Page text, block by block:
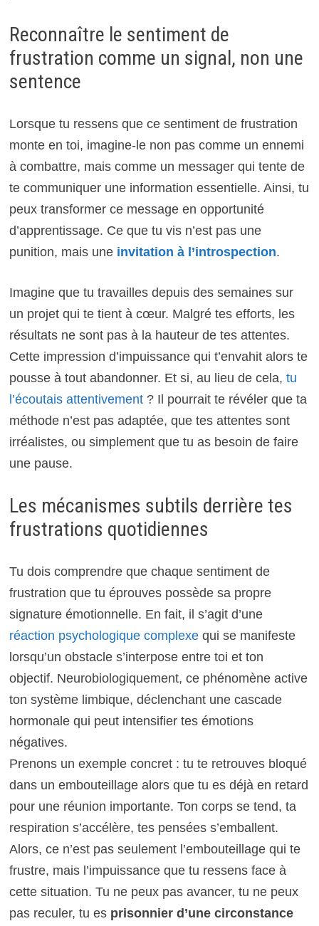
Reconnaître le sentiment de
frustration comme un signal, non une
sentence
Lorsque tu ressens que ce sentiment de frustration
monte en toi, imagine-le non pas comme un ennemi
à combattre, mais comme un messager qui tente de
te communiquer une information essentielle. Ainsi, tu
peux transformer ce message en opportunité
d’apprentissage. Ce que tu vis n’est pas une
punition, mais une invitation à l’introspection.
Imagine que tu travailles depuis des semaines sur
un projet qui te tient à cœur. Malgré tes efforts, les
résultats ne sont pas à la hauteur de tes attentes.
Cette impression d’impuissance qui t’envahit alors te
pousse à tout abandonner. Et si, au lieu de cela, tu
l’écoutais attentivement? Il pourrait te révéler que ta
méthode n’est pas adaptée, que tes attentes sont
irréalistes, ou simplement que tu as besoin de faire
une pause.
Les mécanismes subtils derrière tes
frustrations quotidiennes
Tu dois comprendre que chaque sentiment de
frustration que tu éprouves possède sa propre
signature émotionnelle. En fait, il s’agit d’une
réaction psychologique complexequi se manifeste
lorsqu’un obstacle s’interpose entre toi et ton
objectif. Neurobiologiquement, ce phénomène active
ton système limbique, déclenchant une cascade
hormonale qui peut intensifier tes émotions
négatives.
Prenons un exemple concret : tu te retrouves bloqué
dans un embouteillage alors que tu es déjà en retard
pour une réunion importante. Ton corps se tend, ta
respiration s’accélère, tes pensées s’emballent.
Alors, ce n’est pas seulement l’embouteillage qui te
frustre, mais l’impuissance que tu ressens face à
cette situation. Tu ne peux pas avancer, tu ne peux
pas reculer, tu es prisonnier d’une circonstance